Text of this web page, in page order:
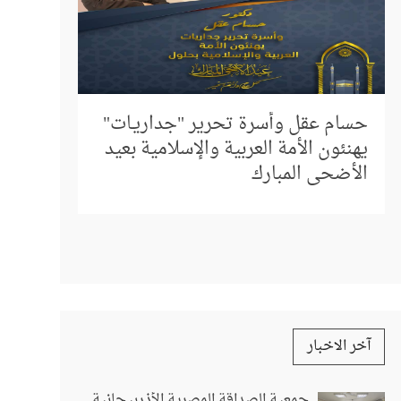
حسام عقل وأسرة تحرير "جداريـات"
يهنئون الأمة العربية والإسلامية بعيد
الأضحى المبارك
آخر الاخبار